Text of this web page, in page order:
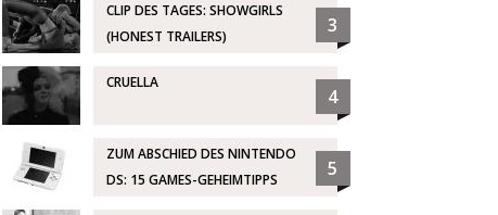
CLIP DES TAGES: SHOWGIRLS
(HONEST TRAILERS)
3
CRUELLA
4
ZUM ABSCHIED DES NINTENDO
DS: 15 GAMES-GEHEIMTIPPS
5